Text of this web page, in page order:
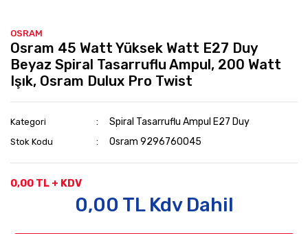
OSRAM
Osram 45 Watt Yüksek Watt E27 Duy
Beyaz Spiral Tasarruflu Ampul, 200 Watt
Işık, Osram Dulux Pro Twist
Kategori Spiral Tasarruflu Ampul E27 Duy
Stok Kodu Osram 9296760045
0,00 TL + KDV
0,00 TL Kdv Dahil